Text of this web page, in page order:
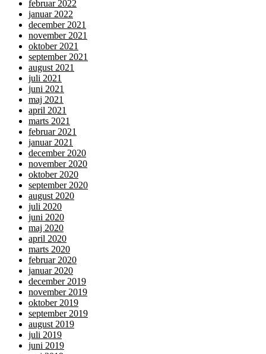
februar 2022
januar 2022
december 2021
november 2021
oktober 2021
september 2021
august 2021
juli 2021
juni 2021
maj 2021
april 2021
marts 2021
februar 2021
januar 2021
december 2020
november 2020
oktober 2020
september 2020
august 2020
juli 2020
juni 2020
maj 2020
april 2020
marts 2020
februar 2020
januar 2020
december 2019
november 2019
oktober 2019
september 2019
august 2019
juli 2019
juni 2019